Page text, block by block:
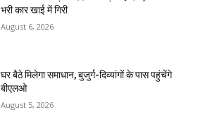
भरी कार खाई में गिरी
August 6, 2026
घर बैठे मिलेगा समाधान, बुजुर्ग-दिव्यांगों के पास पहुंचेंगे
बीएलओ
August 5, 2026